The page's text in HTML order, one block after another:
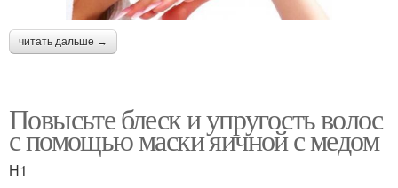
читать дальше →
Повысьте блеск и упругость волос
с помощью маски яичной с медом
H1